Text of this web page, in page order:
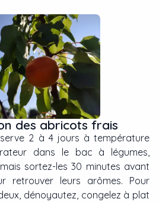
des abricots frais
2 à 4 jours à température
dans le bac à légumes,
sortez-les 30 minutes avant
retrouver leurs arômes. Pour
dénoyautez, congelez à plat